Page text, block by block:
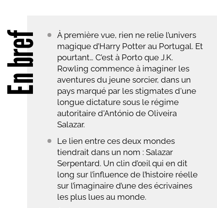
bref
À première vue, rien ne relie l’univers
magique d’Harry Potter au Portugal. Et
pourtant… C’est à Porto que J.K.
Rowling commence à imaginer les
aventures du jeune sorcier, dans un
pays marqué par les stigmates d'une
longue dictature sous le régime
autoritaire d'António de Oliveira
Salazar.
Le lien entre ces deux mondes
tiendrait dans un nom : Salazar
Serpentard. Un clin d’œil qui en dit
long sur l’influence de l’histoire réelle
sur l’imaginaire d’une des écrivaines
les plus lues au monde.